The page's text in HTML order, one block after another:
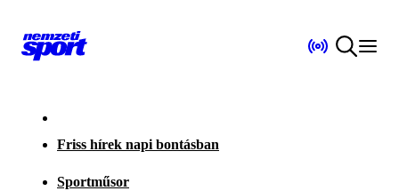
Friss hírek napi bontásban
Sportműsor